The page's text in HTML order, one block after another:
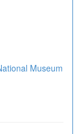
Museum